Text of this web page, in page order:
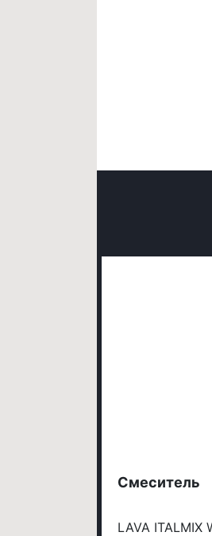
Смеситель
LAVA ITALMIX